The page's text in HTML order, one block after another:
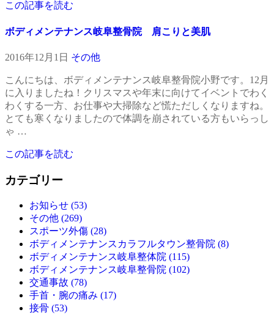
この記事を読む
ボディメンテナンス岐阜整骨院 肩こりと美肌
2016年12月1日 その他
こんにちは、ボディメンテナンス岐阜整骨院小野です。12月
に入りましたね！クリスマスや年末に向けてイベントでわく
わくする一方、お仕事や大掃除など慌ただしくなりますね。
とても寒くなりましたので体調を崩されている方もいらっし
ゃ …
この記事を読む
カテゴリー
お知らせ (53)
その他 (269)
スポーツ外傷 (28)
ボディメンテナンスカラフルタウン整骨院 (8)
ボディメンテナンス岐阜整体院 (115)
ボディメンテナンス岐阜整骨院 (102)
交通事故 (78)
手首・腕の痛み (17)
接骨 (53)